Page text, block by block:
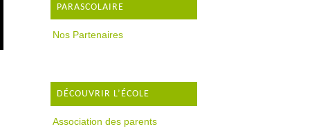
PARASCOLAIRE
Nos Partenaires
DÉCOUVRIR L’ÉCOLE
Association des parents